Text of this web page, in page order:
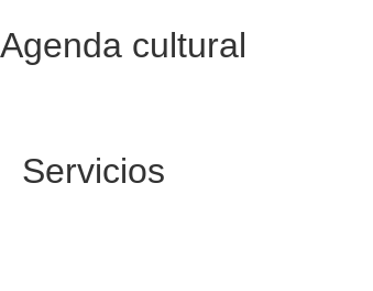
Agenda cultural
Servicios